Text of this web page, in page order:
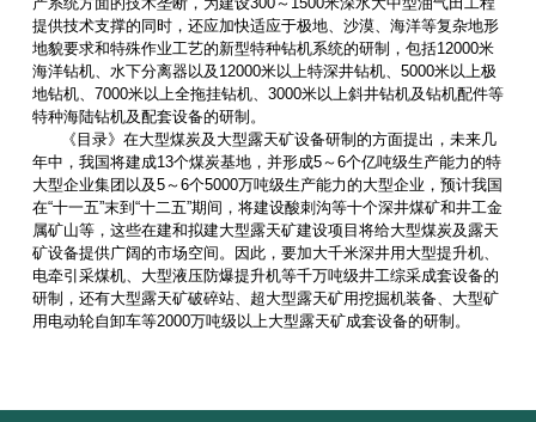
提供技术支撑的同时，还应加快适应于极地、沙漠、海洋等复杂地形
地貌要求和特殊作业工艺的新型特种钻机系统的研制，包括12000米
海洋钻机、水下分离器以及12000米以上特深井钻机、5000米以上极
地钻机、7000米以上全拖挂钻机、3000米以上斜井钻机及钻机配件等
特种海陆钻机及配套设备的研制。
《目录》在大型煤炭及大型露天矿设备研制的方面提出，未来几
年中，我国将建成13个煤炭基地，并形成5～6个亿吨级生产能力的特
大型企业集团以及5～6个5000万吨级生产能力的大型企业，预计我国
在“十一五”末到“十二五”期间，将建设酸刺沟等十个深井煤矿和井工金
属矿山等，这些在建和拟建大型露天矿建设项目将给大型煤炭及露天
矿设备提供广阔的市场空间。因此，要加大千米深井用大型提升机、
电牵引采煤机、大型液压防爆提升机等千万吨级井工综采成套设备的
研制，还有大型露天矿破碎站、超大型露天矿用挖掘机装备、大型矿
用电动轮自卸车等2000万吨级以上大型露天矿成套设备的研制。